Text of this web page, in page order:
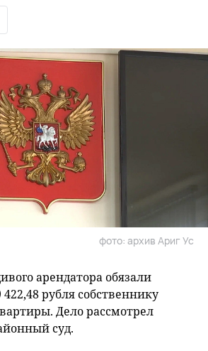
фото: архив Ариг Ус
арендатора обязали
рубля собственнику
Дело рассмотрел
суд.